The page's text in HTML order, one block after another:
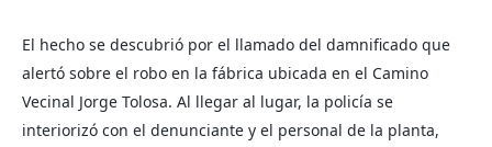
El hecho se descubrió por el llamado del damnificado que
alertó sobre el robo en la fábrica ubicada en el Camino
Vecinal Jorge Tolosa. Al llegar al lugar, la policía se
interiorizó con el denunciante y el personal de la planta,